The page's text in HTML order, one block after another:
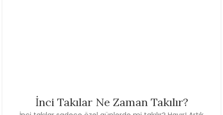
İnci Takılar Ne Zaman Takılır?